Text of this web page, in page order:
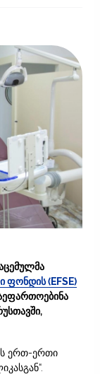
ფონდის (EFSE)
ერთ-ერთი